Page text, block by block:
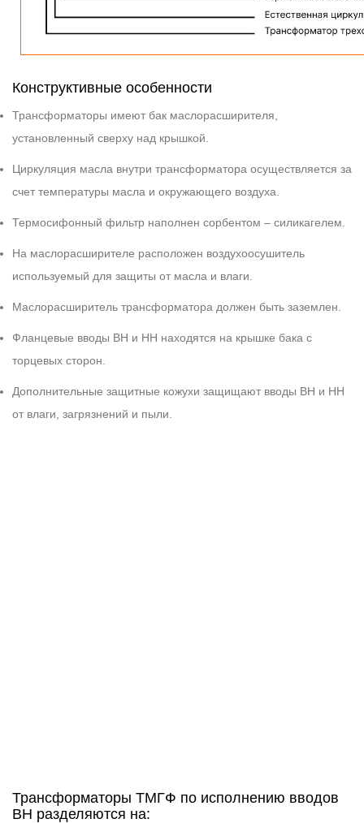
Конструктивные особенности
Трансформаторы имеют бак маслорасширителя,
установленный сверху над крышкой.
Циркуляция масла внутри трансформатора осуществляется за
счет температуры масла и окружающего воздуха.
Термосифонный фильтр наполнен сорбентом – силикагелем.
На маслорасширителе расположен воздухоосушитель
используемый для защиты от масла и влаги.
Маслорасширитель трансформатора должен быть заземлен.
Фланцевые вводы ВН и НН находятся на крышке бака с
торцевых сторон.
Дополнительные защитные кожухи защищают вводы ВН и НН
от влаги, загрязнений и пыли.
Трансформаторы ТМГФ по исполнению вводов
ВН разделяются на: